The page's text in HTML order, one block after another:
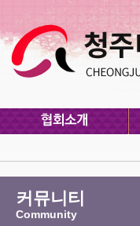
커뮤니티
Community